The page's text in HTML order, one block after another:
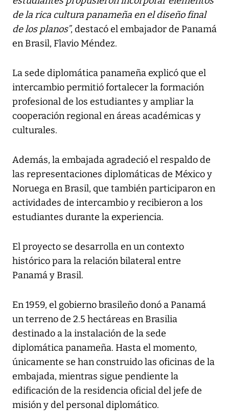
de la rica cultura panameña en el diseño final
de los planos”, destacó el embajador de Panamá
en Brasil, Flavio Méndez.
La sede diplomática panameña explicó que el
intercambio permitió fortalecer la formación
profesional de los estudiantes y ampliar la
cooperación regional en áreas académicas y
culturales.
Además, la embajada agradeció el respaldo de
las representaciones diplomáticas de México y
Noruega en Brasil, que también participaron en
actividades de intercambio y recibieron a los
estudiantes durante la experiencia.
El proyecto se desarrolla en un contexto
histórico para la relación bilateral entre
Panamá y Brasil.
En 1959, el gobierno brasileño donó a Panamá
un terreno de 2.5 hectáreas en Brasilia
destinado a la instalación de la sede
diplomática panameña. Hasta el momento,
únicamente se han construido las oficinas de la
embajada, mientras sigue pendiente la
edificación de la residencia oficial del jefe de
misión y del personal diplomático.